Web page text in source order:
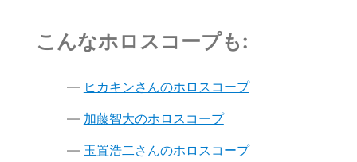
こんなホロスコープも:
ヒカキンさんのホロスコープ
加藤智大のホロスコープ
玉置浩二さんのホロスコープ